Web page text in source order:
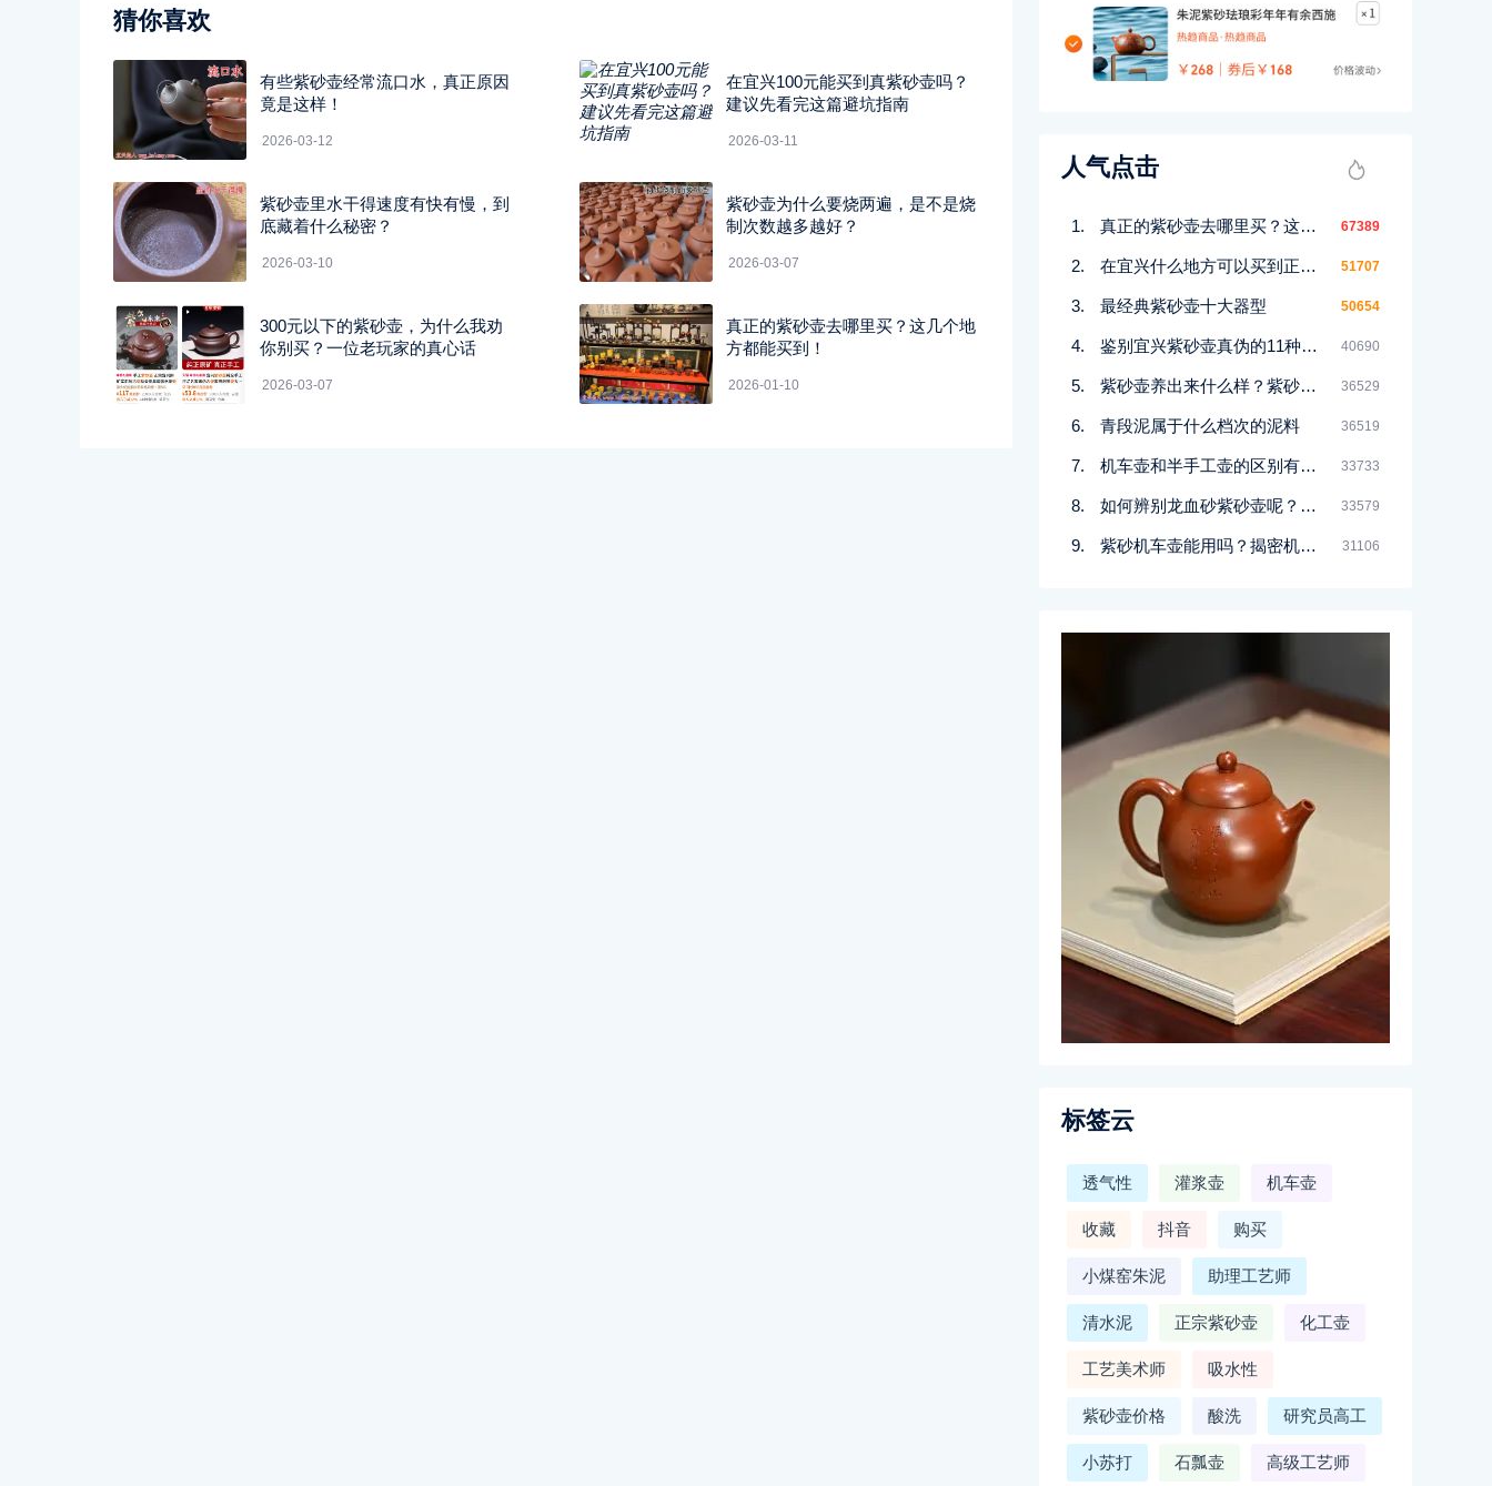
猜你喜欢
有些紫砂壶经常流口水，真正原因
竟是这样！
2026-03-12
在宜兴100元能买到真紫砂壶吗？
建议先看完这篇避坑指南
2026-03-11
紫砂壶里水干得速度有快有慢，到
底藏着什么秘密？
2026-03-10
紫砂壶为什么要烧两遍，是不是烧
制次数越多越好？
2026-03-07
300元以下的紫砂壶，为什么我劝
你别买？一位老玩家的真心话
2026-03-07
真正的紫砂壶去哪里买？这几个地
方都能买到！
2026-01-10
人气点击
真正的紫砂壶去哪里买？这几个地方都能买到！ 67389
在宜兴什么地方可以买到正宗紫砂壶 51707
最经典紫砂壶十大器型 50654
鉴别宜兴紫砂壶真伪的11种好方法 40690
紫砂壶养出来什么样？紫砂壶包浆前后对比图鉴赏 36529
青段泥属于什么档次的泥料 36519
机车壶和半手工壶的区别有哪些 33733
如何辨别龙血砂紫砂壶呢？记住一点 33579
紫砂机车壶能用吗？揭密机车壶的真实面目 31106
标签云
透气性 灌浆壶 机车壶
收藏 抖音 购买
小煤窑朱泥 助理工艺师
清水泥 正宗紫砂壶 化工壶
工艺美术师 吸水性
紫砂壶价格 酸洗 研究员高工
小苏打 石瓢壶 高级工艺师